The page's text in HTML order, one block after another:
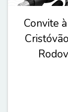
Convite